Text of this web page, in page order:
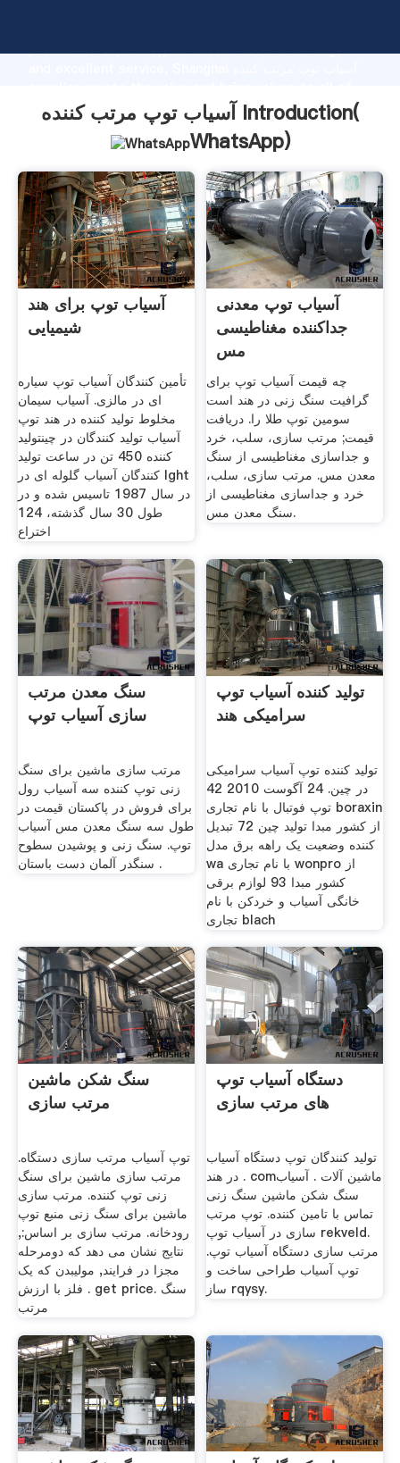
production capability, advanced research strength
customers.
آسیاب توپ مرتب کننده Introduction(
WhatsApp)
آسیاب توپ برای هند
شیمیایی
تأمین کنندگان آسیاب توپ سیاره
ای در مالزی. آسیاب سیمان
مخلوط تولید کننده در هند توپ
آسیاب تولید کنندگان در چینتولید
کننده 450 تن در ساعت تولید
کنندگان آسیاب گلوله ای در lght
در سال 1987 تاسیس شده و در
طول 30 سال گذشته، 124
اختراع
آسیاب توپ معدنی
جداکننده مغناطیسی
مس
چه قیمت آسیاب توپ برای
گرافیت سنگ زنی در هند است
سومین توپ طلا را. دریافت
قیمت; مرتب سازی، سلب، خرد
و جداسازی مغناطیسی از سنگ
معدن مس. مرتب سازی، سلب،
خرد و جداسازی مغناطیسی از
سنگ معدن مس.
سنگ معدن مرتب
سازی آسیاب توپ
مرتب سازی ماشین برای سنگ
زنی توپ کننده سه آسیاب رول
برای فروش در پاکستان قیمت در
طول سه سنگ معدن مس آسیاب
توپ. سنگ زنی و پوشیدن سطوح
سنگدر آلمان دست باستان .
تولید کننده آسیاب توپ
سرامیکی هند
تولید کننده توپ آسیاب سرامیکی
در چین. 24 آگوست 2010 42
توپ فوتبال با نام تجاری boraxin
از کشور مبدا تولید چین 72 تبدیل
کننده وضعیت یک راهه برق مدل
wa با نام تجاری wonpro از
کشور مبدا 93 لوازم برقی
خانگی آسیاب و خردکن با نام
تجاری blach
سنگ شکن ماشین
مرتب سازی
توپ آسیاب مرتب سازی دستگاه.
مرتب سازی ماشین برای سنگ
زنی توپ کننده. مرتب سازی
ماشین برای سنگ زنی منبع توپ
رودخانه. مرتب سازی بر اساس:,
نتایج نشان می دهد که دومرحله
مجزا در فرایند, مولیبدن که یک
فلز با ارزش . get price. سنگ
مرتب
دستگاه آسیاب توپ
های مرتب سازی
تولید کنندگان توپ دستگاه آسیاب
در هند . comماشین آلات . آسیاب
سنگ شکن ماشین سنگ زنی
تماس با تامین کننده. توپ مرتب
سازی در آسیاب توپ rekveld.
مرتب سازی دستگاه آسیاب توپ.
توپ آسیاب طراحی ساخت و
ساز rqysy.